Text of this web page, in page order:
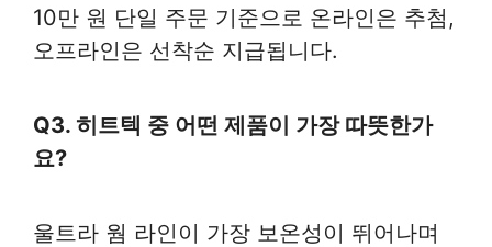
10만 원 단일 주문 기준으로 온라인은 추첨,
오프라인은 선착순 지급됩니다.
Q3. 히트텍 중 어떤 제품이 가장 따뜻한가
요?
울트라 웜 라인이 가장 보온성이 뛰어나며